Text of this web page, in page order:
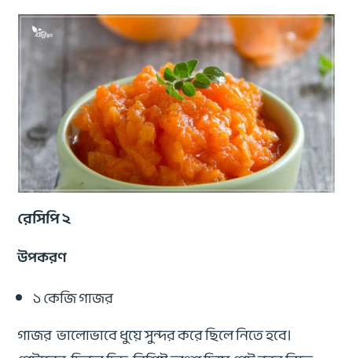
রেসিপি ২
উপকরণ
১ কেজি গাজর
গাজর ভালোভাবে ধুয়ে সুন্দর করে ছিলে নিতে হবে।